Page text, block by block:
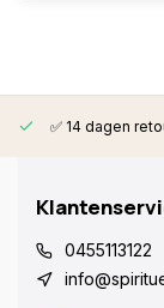
✅ 14 dagen
0455113122